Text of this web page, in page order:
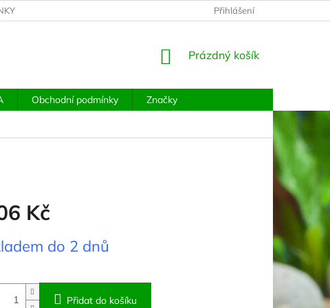
PODMÍNKY OCHRANY OSOBNÍCH ÚDAJŮ MOJE OBJEDNÁVKA
Přihlášení
NÁKUPNÍ
Prázdný košík
Obchodní podmínky
Značky
Kč
do 2 dnů
Přidat do košíku